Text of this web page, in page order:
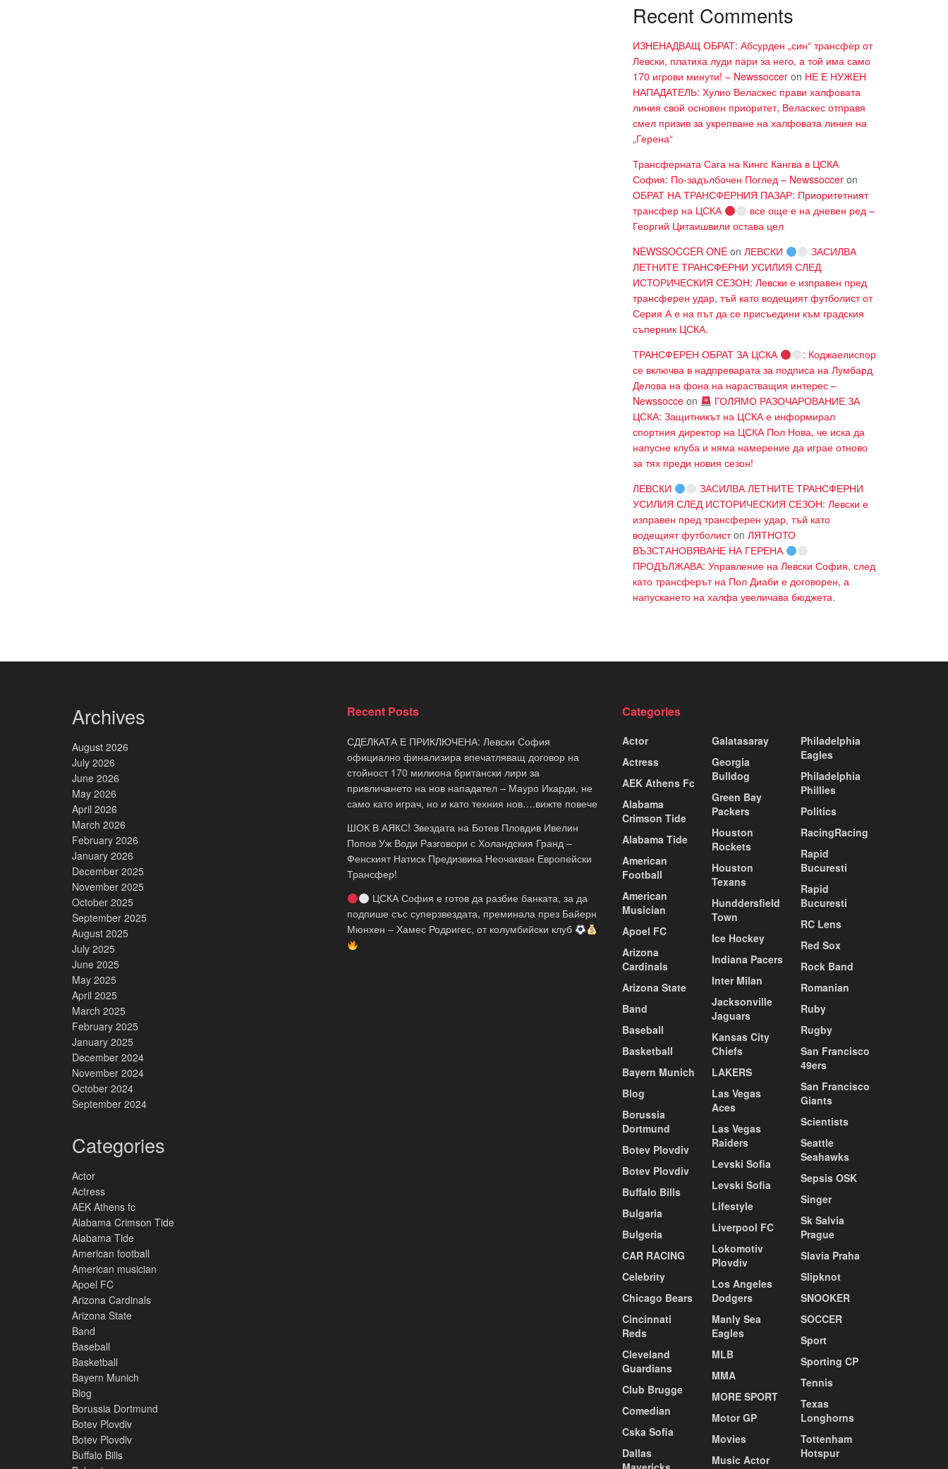
Recent Comments
ИЗНЕНАДВАЩ ОБРАТ: Абсурден „син“ трансфер от
Левски, платиха луди пари за него, а той има само
170 игрови минути! – Newssoccer on НЕ Е НУЖЕН
НАПАДАТЕЛЬ: Хулио Веласкес прави халфовата
линия свой основен приоритет, Веласкес отправя
смел призив за укрепване на халфовата линия на
„Герена“
Трансферната Сага на Кингс Кангва в ЦСКА
София: По-задълбочен Поглед – Newssoccer on
ОБРАТ НА ТРАНСФЕРНИЯ ПАЗАР: Приоритетният
трансфер на ЦСКА
все още е на дневен ред –
Георгий Цитаишвили остава цел
NEWSSOCCER ONE on ЛЕВСКИ
ЗАСИЛВА
ЛЕТНИТЕ ТРАНСФЕРНИ УСИЛИЯ СЛЕД
ИСТОРИЧЕСКИЯ СЕЗОН: Левски е изправен пред
трансферен удар, тъй като водещият футболист от
Серия А е на път да се присъедини към градския
съперник ЦСКА.
ТРАНСФЕРЕН ОБРАТ ЗА ЦСКА
: Коджаелиспор
се включва в надпреварата за подписа на Лумбард
Делова на фона на нарастващия интерес –
Newssocce on
ГОЛЯМО РАЗОЧАРОВАНИЕ ЗА
ЦСКА: Защитникът на ЦСКА е информирал
спортния директор на ЦСКА Пол Нова, че иска да
напусне клуба и няма намерение да играе отново
за тях преди новия сезон!
ЛЕВСКИ
ЗАСИЛВА ЛЕТНИТЕ ТРАНСФЕРНИ
УСИЛИЯ СЛЕД ИСТОРИЧЕСКИЯ СЕЗОН: Левски е
изправен пред трансферен удар, тъй като
водещият футболистon ЛЯТНОТО
ВЪЗСТАНОВЯВАНЕ НА ГЕРЕНА
ПРОДЪЛЖАВА: Управление на Левски София, след
като трансферът на Пол Диаби е договорен, а
напускането на халфа увеличава бюджета.
Archives
August 2026
July 2026
June 2026
May 2026
April 2026
March 2026
February 2026
January 2026
December 2025
November 2025
October 2025
September 2025
August 2025
July 2025
June 2025
May 2025
April 2025
March 2025
February 2025
January 2025
December 2024
November 2024
October 2024
September 2024
Categories
Actor
Actress
AEK Athens fc
Alabama Crimson Tide
Alabama Tide
American football
American musician
Apoel FC
Arizona Cardinals
Arizona State
Band
Baseball
Basketball
Bayern Munich
Blog
Borussia Dortmund
Botev Plovdiv
Botev Plovdiv
Buffalo Bills
Recent Posts
СДЕЛКАТА Е ПРИКЛЮЧЕНА: Левски София
официално финализира впечатляващ договор на
стойност 170 милиона британски лири за
привличането на нов нападател – Мауро Икарди, не
само като играч, но и като техния нов….вижте повече
ШОК В АЯКС! Звездата на Ботев Пловдив Ивелин
Попов Уж Води Разговори с Холандския Гранд –
Фенският Натиск Предизвика Неочакван Европейски
Трансфер!
ЦСКА София е готов да разбие банката, за да
подпише със суперзвездата, преминала през Байерн
Мюнхен – Хамес Родригес, от колумбийски клуб
Categories
Actor
Actress
AEK Athens Fc
Alabama
Crimson Tide
Alabama Tide
American
Football
American
Musician
Apoel FC
Arizona
Cardinals
Arizona State
Band
Baseball
Basketball
Bayern Munich
Blog
Borussia
Dortmund
Botev Plovdiv
Botev Plovdiv
Buffalo Bills
Bulgaria
Bulgeria
CAR RACING
Celebrity
Chicago Bears
Cincinnati
Reds
Cleveland
Guardians
Club Brugge
Comedian
Cska Sofia
Dallas
Galatasaray
Georgia
Bulldog
Green Bay
Packers
Houston
Rockets
Houston
Texans
Hunddersfield
Town
Ice Hockey
Indiana Pacers
Inter Milan
Jacksonville
Jaguars
Kansas City
Chiefs
LAKERS
Las Vegas
Aces
Las Vegas
Raiders
Levski Sofia
Levski Sofia
Lifestyle
Liverpool FC
Lokomotiv
Plovdiv
Los Angeles
Dodgers
Manly Sea
Eagles
MLB
MMA
MORE SPORT
Motor GP
Movies
Music Actor
Philadelphia
Eagles
Philadelphia
Phillies
Politics
RacingRacing
Rapid
Bucuresti
Rapid
Bucuresti
RC Lens
Red Sox
Rock Band
Romanian
Ruby
Rugby
San Francisco
49ers
San Francisco
Giants
Scientists
Seattle
Seahawks
Sepsis OSK
Singer
Sk Salvia
Prague
Slavia Praha
Slipknot
SNOOKER
SOCCER
Sport
Sporting CP
Tennis
Texas
Longhorns
Tottenham
Hotspur